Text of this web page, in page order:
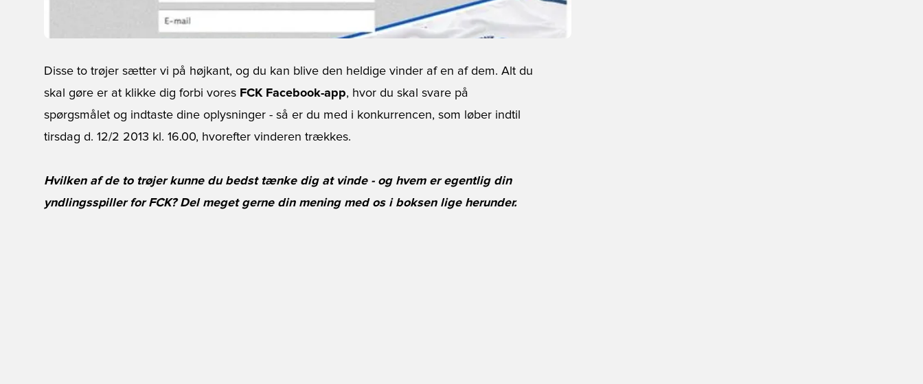
Disse to trøjer sætter vi på højkant, og du kan blive den heldige vinder af en af dem. Alt du
skal gøre er at klikke dig forbi vores FCK Facebook-app, hvor du skal svare på
spørgsmålet og indtaste dine oplysninger - så er du med i konkurrencen, som løber indtil
tirsdag d. 12/2 2013 kl. 16.00, hvorefter vinderen trækkes.
Hvilken af de to trøjer kunne du bedst tænke dig at vinde - og hvem er egentlig din
yndlingsspiller for FCK? Del meget gerne din mening med os i boksen lige herunder.